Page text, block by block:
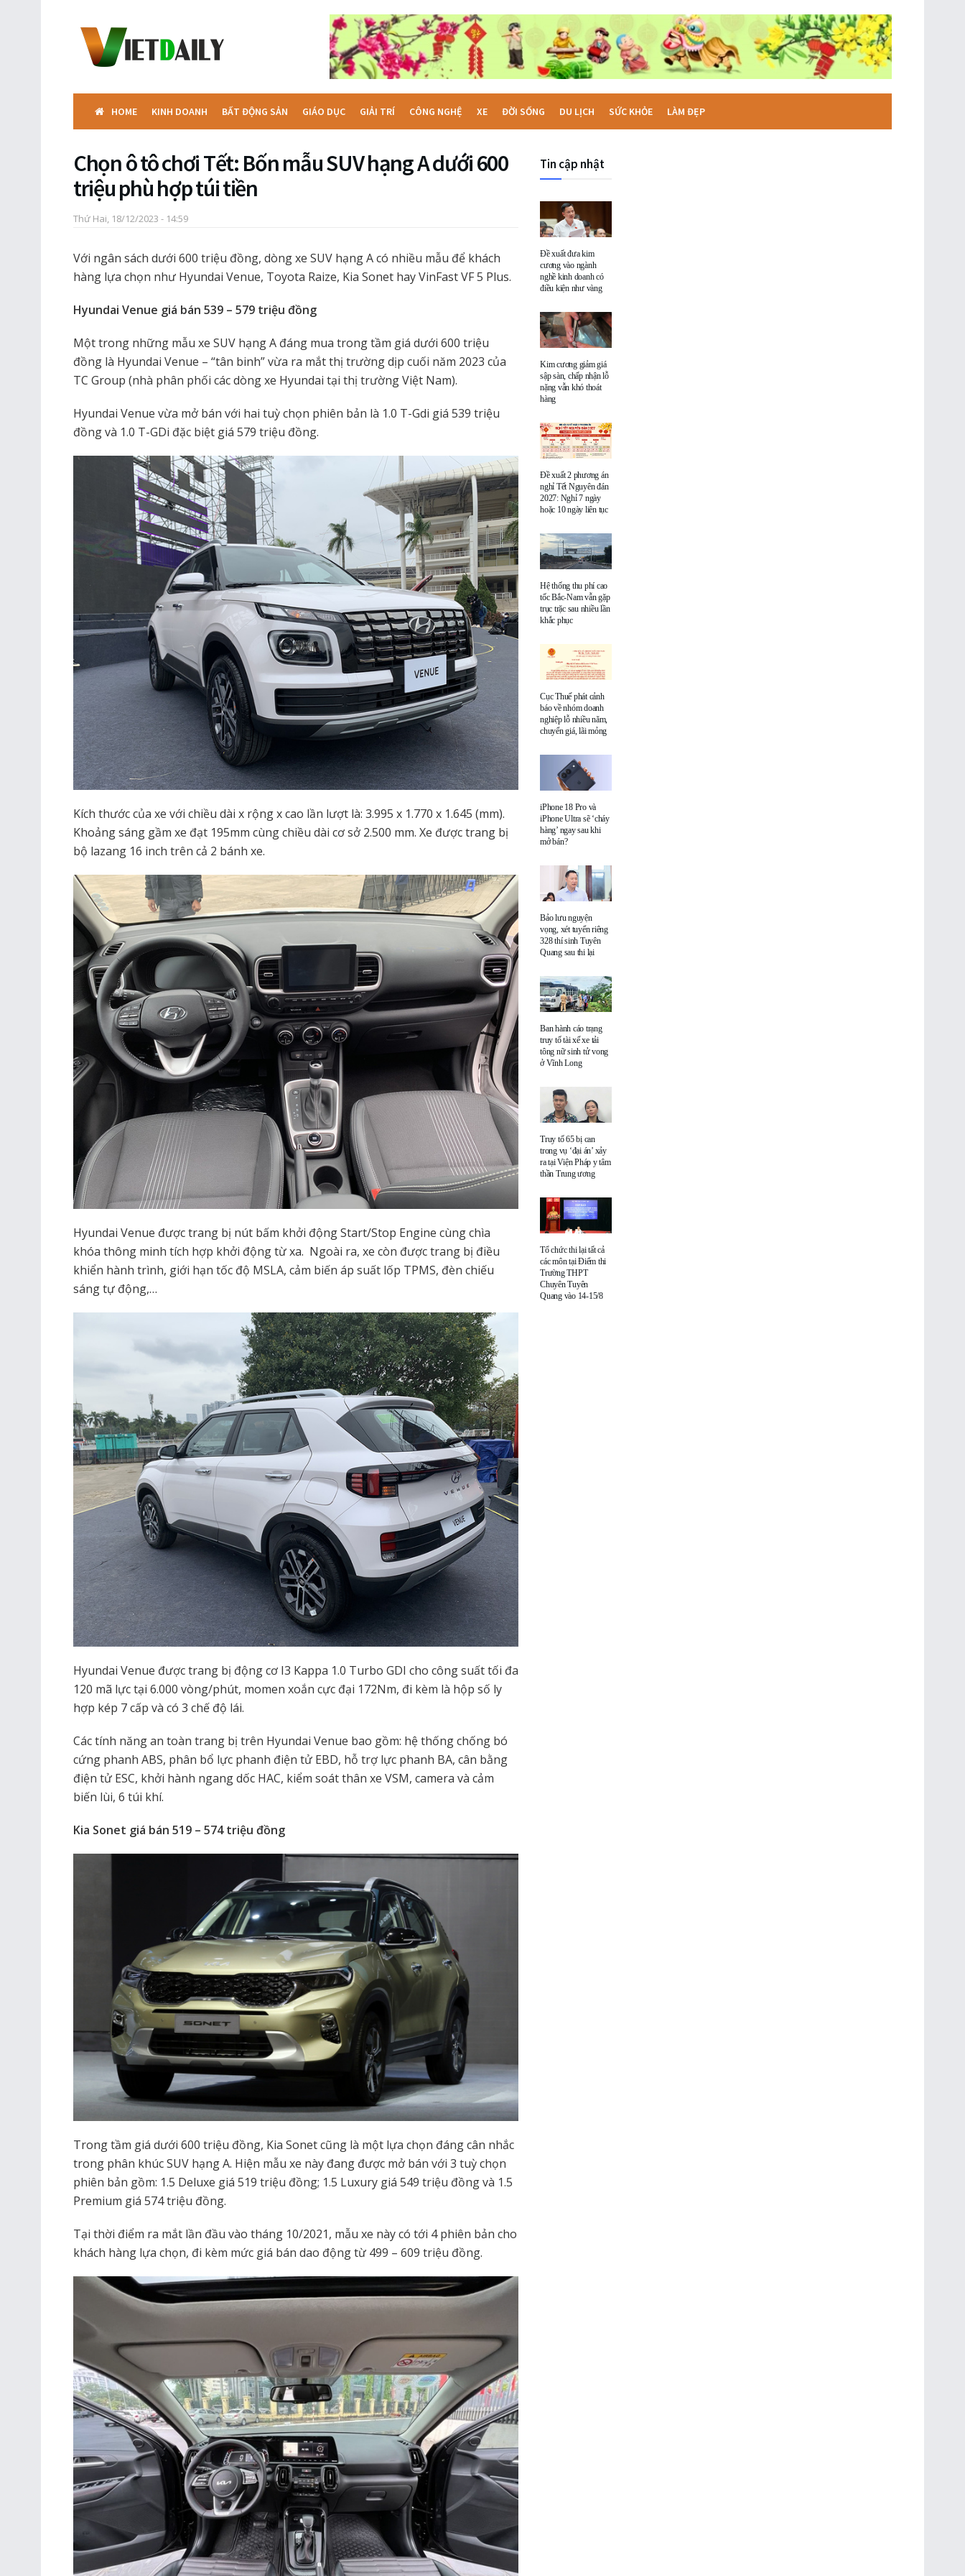
HOME KINH DOANH BẤT ĐỘNG SẢN GIÁO DỤC GIẢI TRÍ CÔNG NGHỆ XE ĐỜI SỐNG DU LỊCH SỨC KHỎE LÀM ĐẸP
Chọn ô tô chơi Tết: Bốn mẫu SUV hạng A dưới 600
triệu phù hợp túi tiền
Thứ Hai, 18/12/2023 - 14:59
Với ngân sách dưới 600 triệu đồng, dòng xe SUV hạng A có nhiều mẫu để khách
hàng lựa chọn như Hyundai Venue, Toyota Raize, Kia Sonet hay VinFast VF 5 Plus.
Hyundai Venue giá bán 539 – 579 triệu đồng
Một trong những mẫu xe SUV hạng A đáng mua trong tầm giá dưới 600 triệu
đồng là Hyundai Venue – “tân binh” vừa ra mắt thị trường dịp cuối năm 2023 của
TC Group (nhà phân phối các dòng xe Hyundai tại thị trường Việt Nam).
Hyundai Venue vừa mở bán với hai tuỳ chọn phiên bản là 1.0 T-Gdi giá 539 triệu
đồng và 1.0 T-GDi đặc biệt giá 579 triệu đồng.
Kích thước của xe với chiều dài x rộng x cao lần lượt là: 3.995 x 1.770 x 1.645 (mm).
Khoảng sáng gầm xe đạt 195mm cùng chiều dài cơ sở 2.500 mm. Xe được trang bị
bộ lazang 16 inch trên cả 2 bánh xe.
Hyundai Venue được trang bị nút bấm khởi động Start/Stop Engine cùng chìa
khóa thông minh tích hợp khởi động từ xa. Ngoài ra, xe còn được trang bị điều
khiển hành trình, giới hạn tốc độ MSLA, cảm biến áp suất lốp TPMS, đèn chiếu
sáng tự động,…
Hyundai Venue được trang bị động cơ I3 Kappa 1.0 Turbo GDI cho công suất tối đa
120 mã lực tại 6.000 vòng/phút, momen xoắn cực đại 172Nm, đi kèm là hộp số ly
hợp kép 7 cấp và có 3 chế độ lái.
Các tính năng an toàn trang bị trên Hyundai Venue bao gồm: hệ thống chống bó
cứng phanh ABS, phân bổ lực phanh điện tử EBD, hỗ trợ lực phanh BA, cân bằng
điện tử ESC, khởi hành ngang dốc HAC, kiểm soát thân xe VSM, camera và cảm
biến lùi, 6 túi khí.
Kia Sonet giá bán 519 – 574 triệu đồng
Trong tầm giá dưới 600 triệu đồng, Kia Sonet cũng là một lựa chọn đáng cân nhắc
trong phân khúc SUV hạng A. Hiện mẫu xe này đang được mở bán với 3 tuỳ chọn
phiên bản gồm: 1.5 Deluxe giá 519 triệu đồng; 1.5 Luxury giá 549 triệu đồng và 1.5
Premium giá 574 triệu đồng.
Tại thời điểm ra mắt lần đầu vào tháng 10/2021, mẫu xe này có tới 4 phiên bản cho
khách hàng lựa chọn, đi kèm mức giá bán dao động từ 499 – 609 triệu đồng.
Tin cập nhật
Đề xuất đưa kim
cương vào ngành
nghề kinh doanh có
điều kiện như vàng
Kim cương giảm giá
sập sàn, chấp nhận lỗ
nặng vẫn khó thoát
hàng
Đề xuất 2 phương án
nghỉ Tết Nguyên đán
2027: Nghỉ 7 ngày
hoặc 10 ngày liên tục
Hệ thống thu phí cao
tốc Bắc-Nam vẫn gặp
trục trặc sau nhiều lần
khắc phục
Cục Thuế phát cảnh
báo về nhóm doanh
nghiệp lỗ nhiều năm,
chuyển giá, lãi mỏng
iPhone 18 Pro và
iPhone Ultra sẽ ‘cháy
hàng’ ngay sau khi
mở bán?
Bảo lưu nguyện
vọng, xét tuyển riêng
328 thí sinh Tuyên
Quang sau thi lại
Ban hành cáo trạng
truy tố tài xế xe tải
tông nữ sinh tử vong
ở Vĩnh Long
Truy tố 65 bị can
trong vụ ‘đại án’ xảy
ra tại Viện Pháp y tâm
thần Trung ương
Tổ chức thi lại tất cả
các môn tại Điểm thi
Trường THPT
Chuyên Tuyên
Quang vào 14-15/8